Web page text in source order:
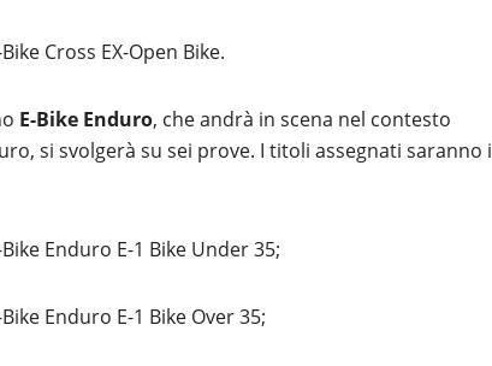
Cross EX-Open Bike.
E-Bike Enduro, che andrà in scena nel contesto
si svolgerà su sei prove. I titoli assegnati saranno i
Enduro E-1 Bike Under 35;
Enduro E-1 Bike Over 35;